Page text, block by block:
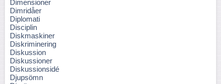
Dimensioner
Dimridåer
Diplomati
Disciplin
Diskmaskiner
Diskriminering
Diskussion
Diskussioner
Diskussionsidé
Djupsömn